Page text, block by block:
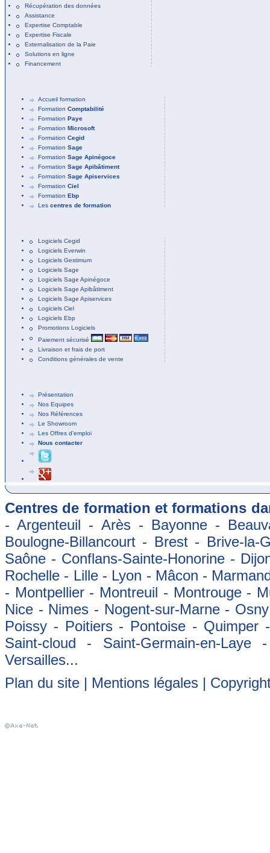
Récupération des données
Assistance
Expertise Comptable
Expertise Fiscale
Externalisation de la Paie
Solutions en ligne
Financement
Accueil formation
Formation Comptabilité
Formation Paye
Formation Microsoft
Formation Cegid
Formation Sage
Formation Sage Apinégoce
Formation Sage Apibâtiment
Formation Sage Apiservices
Formation Ciel
Formation Ebp
Les centres de formation
Logiciels Cegid
Logiciels Everwin
Logiciels Gestimum
Logiciels Sage
Logiciels Sage Apinégoce
Logiciels Sage Apibâtiment
Logiciels Sage Apiservices
Logiciels Ciel
Logiciels Ebp
Promotions Logiciels
Paiement sécurisé
Livraison et frais de port
Conditions générales de vente
Présentation
Nos Equipes
Nos Références
Le Showroom
Les Offres d'emploi
Nous contacter
Centres de formation et formations
- Argenteuil - Arès - Bayonne -
Boulogne-Billancourt - Brest - Brive-
Saône - Conflans-Sainte-Honorine -
Rochelle - Lille - Lyon - Mâcon -
- Montpellier - Montreuil - Montrouge -
Nice - Nimes - Nogent-sur-Marne -
Poissy - Poitiers - Pontoise -
Saint-cloud - Saint-Germain-en-
Versailles...
Plan du site | Mentions légales |